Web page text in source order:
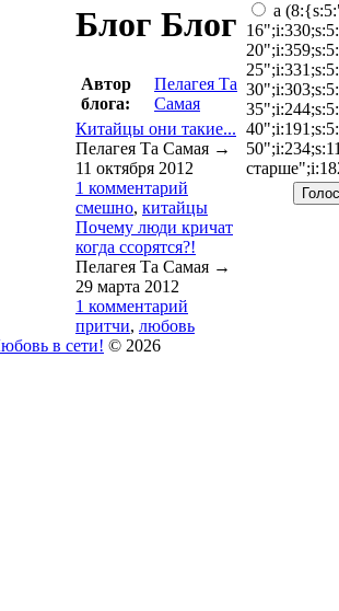
Блог Блог
Автор
блога:
Пелагея Та
Самая
Китайцы они такие...
Пелагея Та Самая →
11 октября 2012
1 комментарий
смешно, китайцы
Почему люди кричат
когда ссорятся?!
Пелагея Та Самая →
29 марта 2012
1 комментарий
притчи, любовь
a
в сети! © 2026